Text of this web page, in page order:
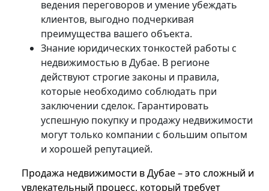
ведения переговоров и умение убеждать
клиентов, выгодно подчеркивая
преимущества вашего объекта.
Знание юридических тонкостей работы с
недвижимостью в Дубае. В регионе
действуют строгие законы и правила,
которые необходимо соблюдать при
заключении сделок. Гарантировать
успешную покупку и продажу недвижимости
могут только компании с большим опытом
и хорошей репутацией.
Продажа недвижимости в Дубае – это сложный и
увлекательный процесс, который требует